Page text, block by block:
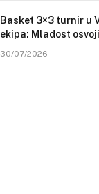
Basket 3×3 turnir u
ekipa: Mladost
30/07/2026